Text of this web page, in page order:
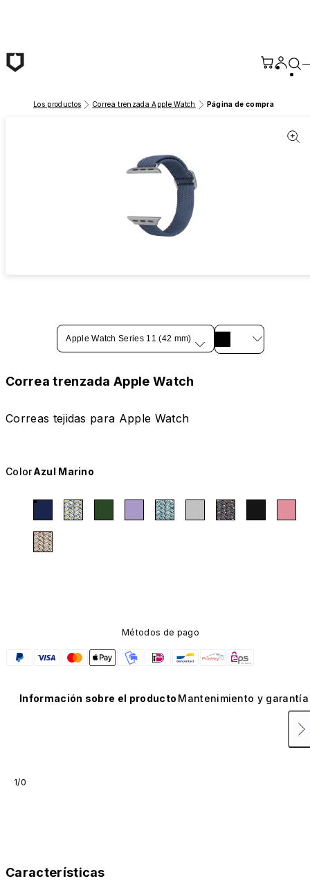
Los productos Correa trenzada Apple Watch Página de compra
Apple Watch Series 11 (42 mm)
Correa trenzada Apple Watch
Correas tejidas para Apple Watch
ColorAzul Marino
Métodos de pago
Información sobre el producto Mantenimiento y garantía
1/0
Características